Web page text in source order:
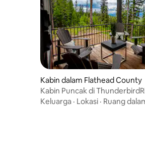
Kabin dalam Flathead County
Kabin Puncak di
Keluarga · Lokasi · Ruang